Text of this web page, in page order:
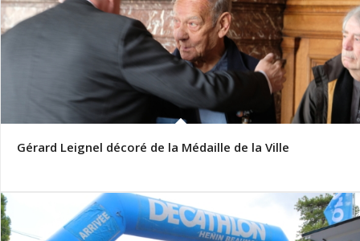
Gérard Leignel décoré de la Médaille de la Ville